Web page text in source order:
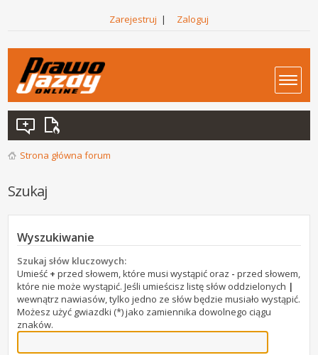
Zarejestruj | Zaloguj
Strona główna forum
Szukaj
Wyszukiwanie
Szukaj słów kluczowych:
Umieść + przed słowem, które musi wystąpić oraz - przed słowem,
które nie może wystąpić. Jeśli umieścisz listę słów oddzielonych |
wewnątrz nawiasów, tylko jedno ze słów będzie musiało wystąpić.
Możesz użyć gwiazdki (*) jako zamiennika dowolnego ciągu
znaków.